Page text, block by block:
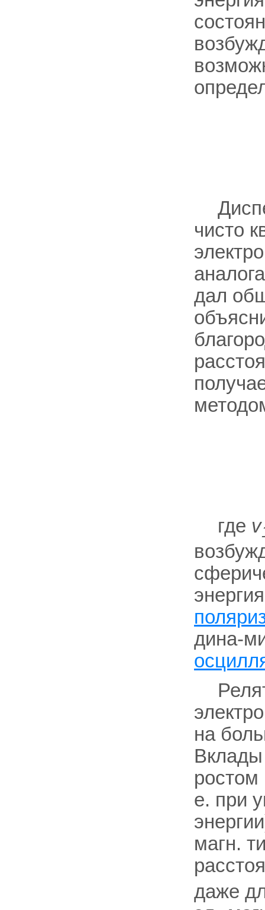
чисто
дал
где v
дина-
на
Вклады
ростом
е. при
магн.
даже